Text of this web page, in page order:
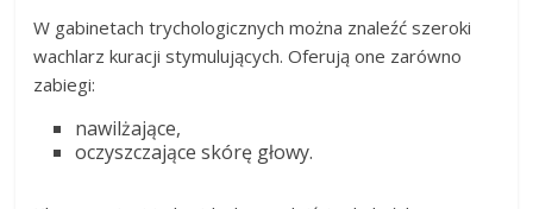
W gabinetach trychologicznych można znaleźć szeroki
wachlarz kuracji stymulujących. Oferują one zarówno
zabiegi:
nawilżające,
oczyszczające skórę głowy.